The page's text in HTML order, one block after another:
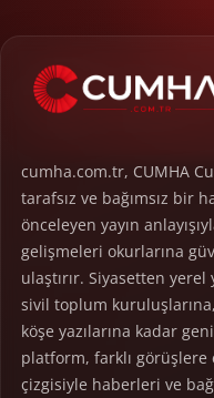
cumha.com.tr, CUMHA
tarafsız ve bağımsız bir
önceleyen yayın
gelişmeleri okurlarına
ulaştırır. Siyasetten
sivil toplum
köşe yazılarına kadar
platform, farklı
çizgisiyle haberleri ve